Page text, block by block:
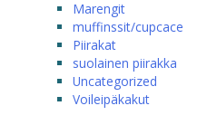
Marengit
muffinssit/cupcace
Piirakat
suolainen piirakka
Uncategorized
Voileipäkakut